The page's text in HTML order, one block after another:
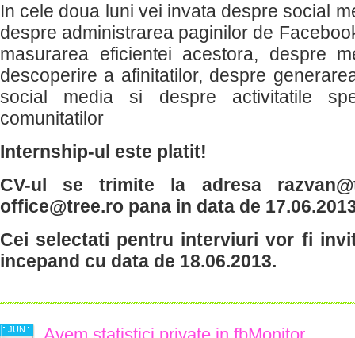
In cele doua luni vei invata despre social
despre administrarea paginilor de
masurarea eficientei acestora, despre
descoperire a afinitatilor, despre
social media si despre activitatile
comunitatilor
Internship-ul este platit!
CV-ul se trimite la adresa
office@tree.ro pana in data de
Cei selectati pentru interviuri vor fi
incepand cu data de 18.06.2013.
JUN